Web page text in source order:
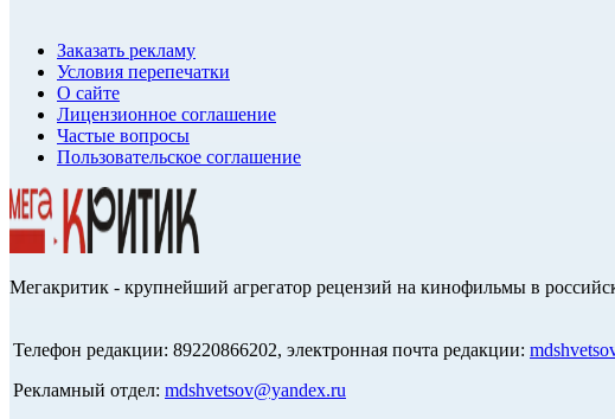
Заказать рекламу
Условия перепечатки
О сайте
Лицензионное соглашение
Частые вопросы
Пользовательское соглашение
Мегакритик - крупнейший агрегатор рецензий на кинофильмы в
Телефон редакции: 89220866202, электронная почта редакции:
Рекламный отдел: mdshvetsov@yandex.ru